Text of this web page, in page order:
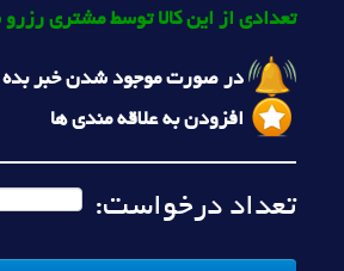
تعدادی از این کالا توسط مشتری
در صورت موجود شدن خبر بده
افزودن به علاقه مندی ها
تعداد درخواست: